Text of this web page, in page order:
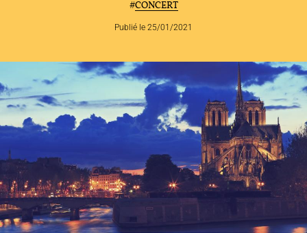
JOËL SUHUBIETTE
AGENDA
PROGRAMMES
MÉDIATION CULTURELLE
DISCOGRAPHIE
#CONCERT
Publié le 25/01/2021